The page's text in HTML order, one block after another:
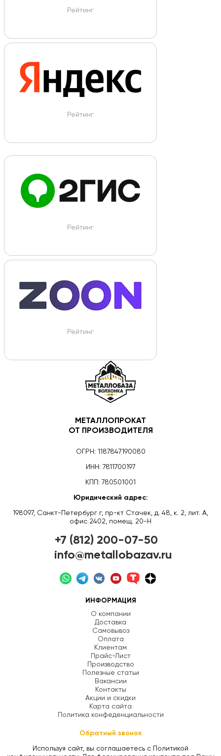
Рейтинг
Рейтинг
Рейтинг
Рейтинг
МЕТАЛЛОПРОКАТ
ОТ ПРОИЗВОДИТЕЛЯ
ОГРН: 1187847190080
ИНН: 7811700197
КПП: 780501001
Юридический адрес:
198097, Санкт-Петербург г, пр-кт Стачек, д. 48, к. 2, лит. А,
офис 2402, помещ. 20-Н
+7 (812) 200-07-50
info@metallobazav.ru
ИНФОРМАЦИЯ
О компании
Доставка
Самовывоз
Оплата
Клиентам
Прайс-Лист
Производство
Полезные статьи
Вакансии
Контакты
Акции и скидки
Карта сайта
Политика конфеденциальности
Обратный звонок
Используя сайт, вы соглашаетесь с Политикой